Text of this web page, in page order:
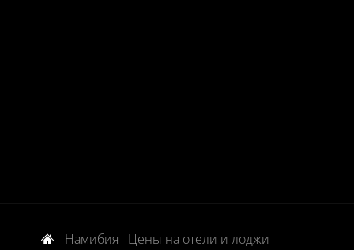
Намибия
Цены на отели и лоджи